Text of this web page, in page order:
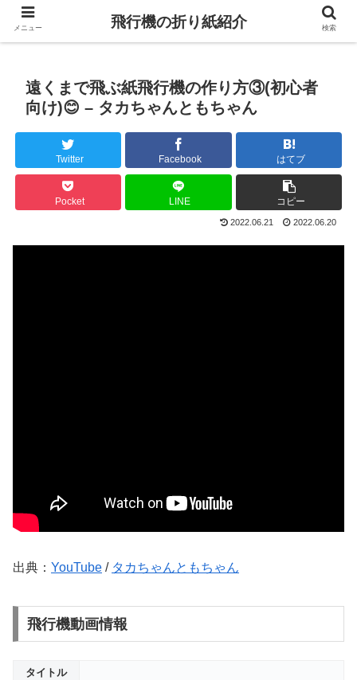
遠くまで飛ぶ紙飛行機の作り方③(初心者
向け)😊 – タカちゃんともちゃん
Twitter Facebook はてブ
Pocket LINE コピー
2022.06.21 2022.06.20
出典： YouTube / タカちゃんともちゃん
飛行機動画情報
タイトル
メニュー 飛行機の折り紙紹介 検索